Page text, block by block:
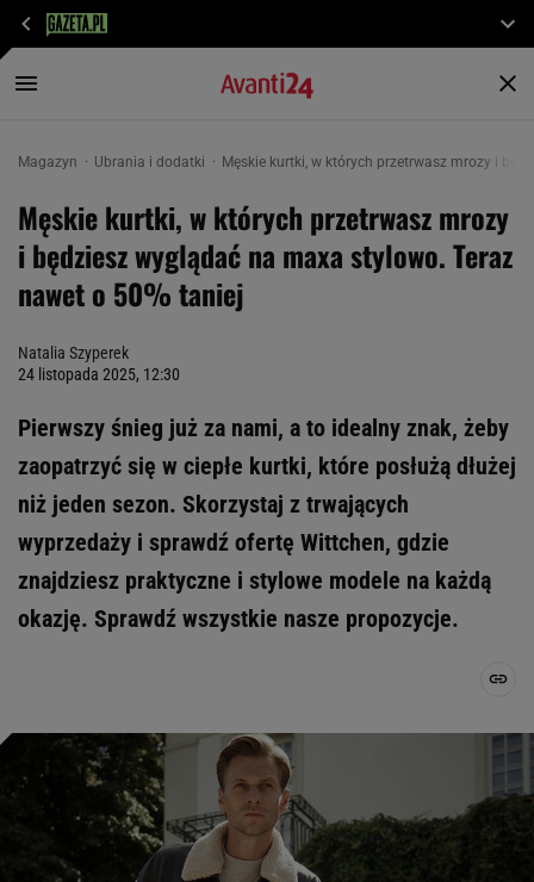
Magazyn Ubrania i dodatki Męskie kurtki, w których przetrwasz mrozy i
Męskie kurtki, w których przetrwasz mrozy
i będziesz wyglądać na maxa stylowo. Teraz
nawet o 50% taniej
Natalia Szyperek
24 listopada 2025, 12:30
Pierwszy śnieg już za nami, a to idealny znak, żeby
zaopatrzyć się w ciepłe kurtki, które posłużą dłużej
niż jeden sezon. Skorzystaj z trwających
wyprzedaży i sprawdź ofertę Wittchen, gdzie
znajdziesz praktyczne i stylowe modele na każdą
okazję. Sprawdź wszystkie nasze propozycje.